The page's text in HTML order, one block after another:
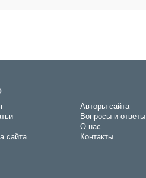
Авторы сайта
Вопросы и ответы
О нас
сайта
Контакты